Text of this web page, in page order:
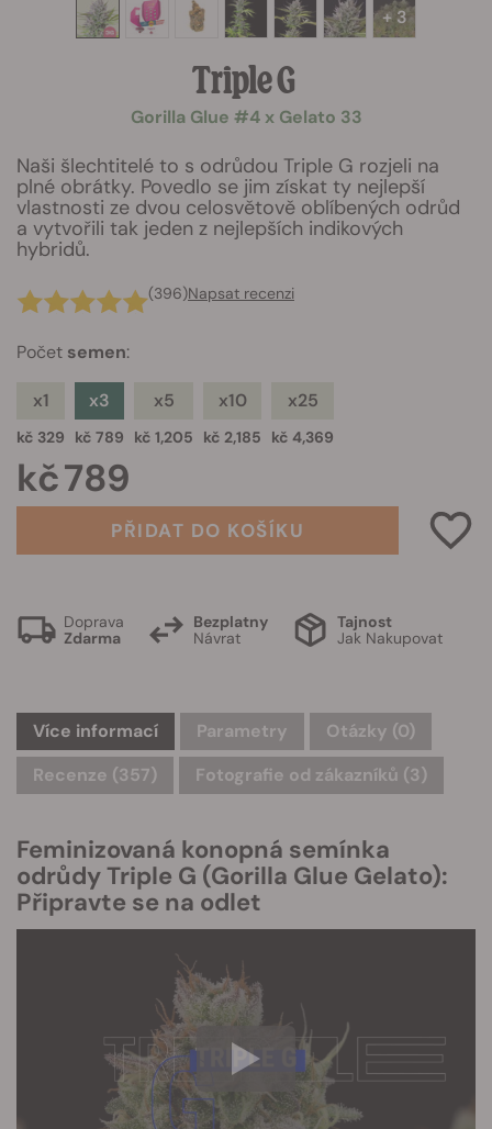
+ 3
Triple G
Gorilla Glue #4 x Gelato 33
Naši šlechtitelé to s odrůdou Triple G rozjeli na
plné obrátky. Povedlo se jim získat ty nejlepší
vlastnosti ze dvou celosvětově oblíbených odrůd
a vytvořili tak jeden z nejlepších indikových
hybridů.
(396)Napsat recenzi
Počet semen:
x1
kč 329
x3
kč 789
x5
kč 1,205
x10
kč 2,185
x25
kč 4,369
kč 789
PŘIDAT DO KOŠÍKU
Doprava
Zdarma
Bezplatny
Návrat
Tajnost
Jak Nakupovat
Více informací Parametry Otázky (0)
Recenze (357)
Fotografie od zákazníků (3)
Feminizovaná konopná semínka
odrůdy Triple G (Gorilla Glue Gelato):
Připravte se na odlet